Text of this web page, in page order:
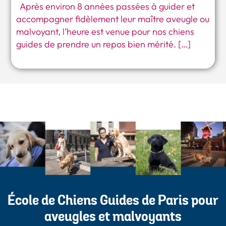
Après environ 8 années passées à guider et
accompagner fidèlement leur maître aveugle ou
malvoyant, l’heure est venue pour nos chiens
guides de prendre un repos bien mérité. […]
École de Chiens Guides de Paris pour
aveugles et malvoyants